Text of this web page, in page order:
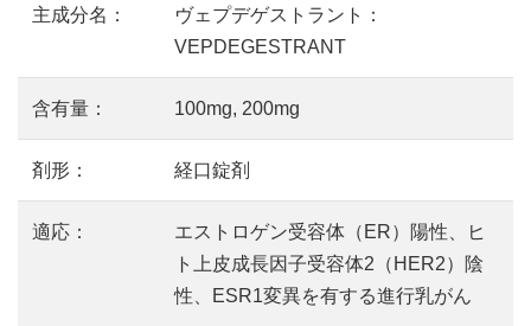
主成分名：
ヴェプデゲストラント：
VEPDEGESTRANT
含有量： 100mg, 200mg
剤形： 経口錠剤
適応：
エストロゲン受容体（ER）陽性、ヒ
ト上皮成長因子受容体2（HER2）陰
性、ESR1変異を有する進行乳がん